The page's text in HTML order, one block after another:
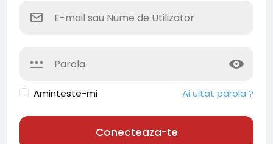
Aminteste-mi Ai uitat parola ?
Conecteaza-te